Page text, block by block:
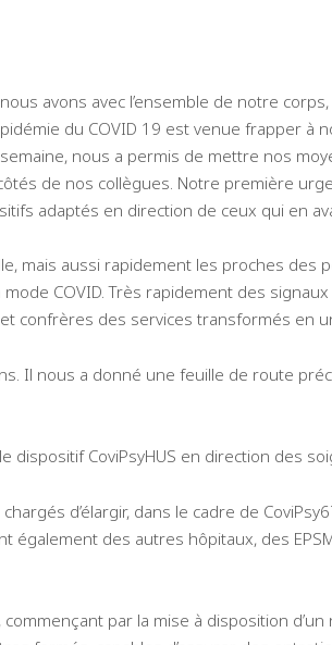
avons avec l’ensemble de notre
du COVID 19 est venue frapper à
nous a permis de mettre nos
de nos collègues. Notre première
adaptés en direction de ceux qui en
mais aussi rapidement les proches
COVID. Très rapidement des
confrères des services transformés en
Il nous a donné une feuille de route
dispositif CoviPsyHUS en direction des
d’élargir, dans le cadre de
également des autres hôpitaux, des
par la mise à disposition